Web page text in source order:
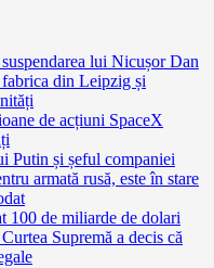
lui Nicușor Dan
din Leipzig și
de acțiuni SpaceX
Putin și șeful companiei
armată rusă, este în stare
100 de miliarde de dolari
Supremă a decis că